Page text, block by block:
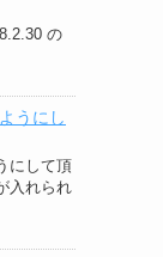
の
うにし
にして頂
入れられ